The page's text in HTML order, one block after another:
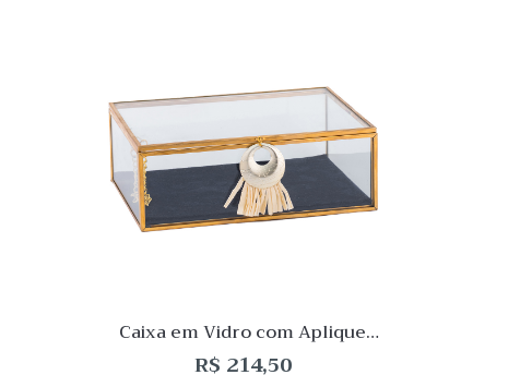
Caixa em Vidro com Aplique
Dourado
R$ 214,50